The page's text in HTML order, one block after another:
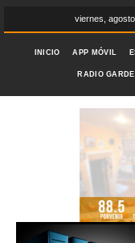
viernes,
INICIO APP MÓVIL
RADIO